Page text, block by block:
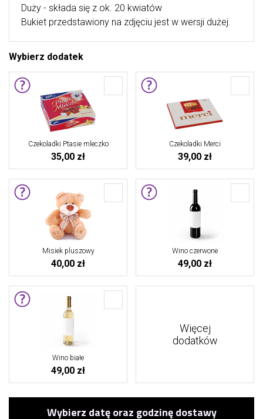
Duży - składa się z ok. 20 kwiatów
Bukiet przedstawiony na zdjęciu jest w wersji dużej.
Wybierz dodatek
Czekoladki Ptasie mleczko
35,00 zł
Czekoladki Merci
39,00 zł
Misiek pluszowy
40,00 zł
Wino czerwone
49,00 zł
Wino białe
49,00 zł
Więcej
dodatków